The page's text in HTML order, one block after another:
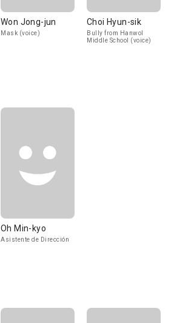
Won Jong-jun
Mask (voice)
Choi Hyun-sik
Bully from Hanwol
Middle School (voice)
Oh Min-kyo
Asistente de Dirección